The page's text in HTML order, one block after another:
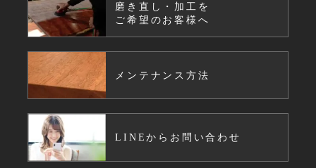
磨き直し・加工を
ご希望のお客様へ
メンテナンス方法
LINEからお問い合わせ